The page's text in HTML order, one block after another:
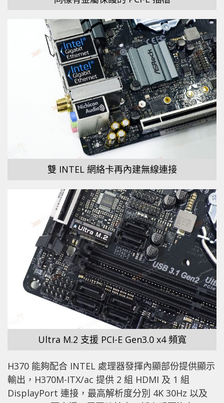
雙 INTEL 網絡卡再內建無線連接
Ultra M.2 支援 PCI-E Gen3.0 x4 頻寬
H370 能夠配合 INTEL 處理器發揮內顯部份提供顯示
輸出，H370M-ITX/ac 提供 2 組 HDMI 及 1 組
DisplayPort 連接，最高解析度分別 4K 30Hz 以及